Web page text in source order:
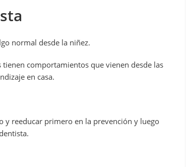
normal desde la niñez.
comportamientos que vienen desde las
en casa.
y reeducar primero en la prevención y luego